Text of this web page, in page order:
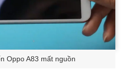
Oppo A83 mất nguồn